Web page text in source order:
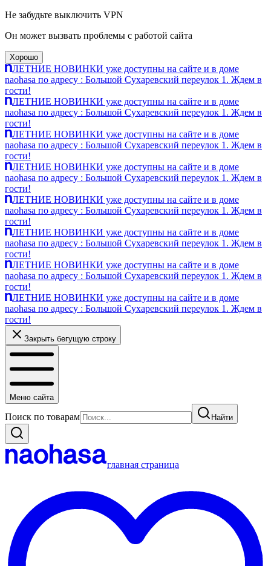
Не забудьте выключить VPN
Он может вызвать проблемы с работой сайта
Хорошо
ЛЕТНИЕ НОВИНКИ уже доступны на сайте и в доме
naohasa по адресу : Большой Сухаревский переулок 1. Ждем в
гости!
ЛЕТНИЕ НОВИНКИ уже доступны на сайте и в доме
naohasa по адресу : Большой Сухаревский переулок 1. Ждем в
гости!
ЛЕТНИЕ НОВИНКИ уже доступны на сайте и в доме
naohasa по адресу : Большой Сухаревский переулок 1. Ждем в
гости!
ЛЕТНИЕ НОВИНКИ уже доступны на сайте и в доме
naohasa по адресу : Большой Сухаревский переулок 1. Ждем в
гости!
ЛЕТНИЕ НОВИНКИ уже доступны на сайте и в доме
naohasa по адресу : Большой Сухаревский переулок 1. Ждем в
гости!
ЛЕТНИЕ НОВИНКИ уже доступны на сайте и в доме
naohasa по адресу : Большой Сухаревский переулок 1. Ждем в
гости!
ЛЕТНИЕ НОВИНКИ уже доступны на сайте и в доме
naohasa по адресу : Большой Сухаревский переулок 1. Ждем в
гости!
ЛЕТНИЕ НОВИНКИ уже доступны на сайте и в доме
naohasa по адресу : Большой Сухаревский переулок 1. Ждем в
гости!
Закрыть бегущую строку
Меню сайта
Поиск по товарам Найти
главная страница